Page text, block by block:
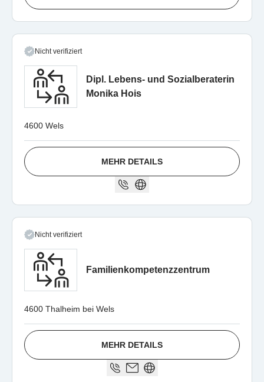
Nicht verifiziert
Dipl. Lebens- und Sozialberaterin
Monika Hois
4600 Wels
MEHR DETAILS
Nicht verifiziert
Familienkompetenzzentrum
4600 Thalheim bei Wels
MEHR DETAILS